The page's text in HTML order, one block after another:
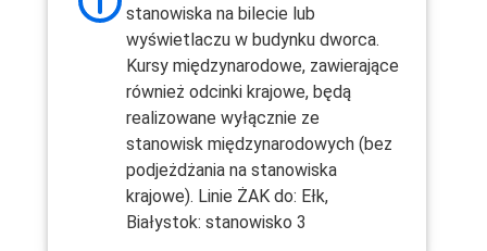
stanowiska na bilecie lub
wyświetlaczu w budynku dworca.
Kursy międzynarodowe, zawierające
również odcinki krajowe, będą
realizowane wyłącznie ze
stanowisk międzynarodowych (bez
podjeżdżania na stanowiska
krajowe). Linie ŻAK do: Ełk,
Białystok: stanowisko 3